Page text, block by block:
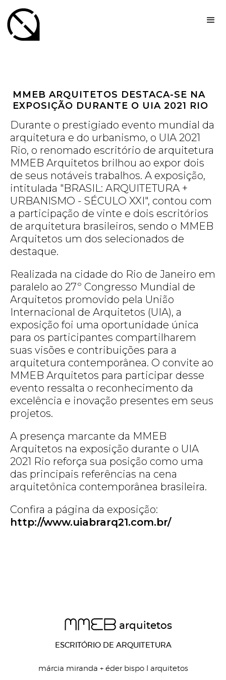
MMEB ARQUITETOS DESTACA-SE NA
EXPOSIÇÃO DURANTE O UIA 2021 RIO
Durante o prestigiado evento mundial da
arquitetura e do urbanismo, o UIA 2021
Rio, o renomado escritório de arquitetura
MMEB Arquitetos brilhou ao expor dois
de seus notáveis trabalhos. A exposição,
intitulada "BRASIL: ARQUITETURA +
URBANISMO - SÉCULO XXI", contou com
a participação de vinte e dois escritórios
de arquitetura brasileiros, sendo o MMEB
Arquitetos um dos selecionados de
destaque.
Realizada na cidade do Rio de Janeiro em
paralelo ao 27º Congresso Mundial de
Arquitetos promovido pela União
Internacional de Arquitetos (UIA), a
exposição foi uma oportunidade única
para os participantes compartilharem
suas visões e contribuições para a
arquitetura contemporânea. O convite ao
MMEB Arquitetos para participar desse
evento ressalta o reconhecimento da
excelência e inovação presentes em seus
projetos.
A presença marcante da MMEB
Arquitetos na exposição durante o UIA
2021 Rio reforça sua posição como uma
das principais referências na cena
arquitetônica contemporânea brasileira.
Confira a página da exposição:
http://www.uiabrarq21.com.br/
MMEB arquitetos
ESCRITÓRIO DE ARQUITETURA
márcia miranda + éder bispo I arquitetos